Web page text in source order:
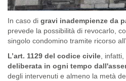
In caso di gravi inadempienze da
prevede la possibilità di revocarlo,
singolo condomino tramite ricorso
L’art. 1129 del codice civile ,
deliberata in ogni tempo
degli intervenuti e almeno la metà